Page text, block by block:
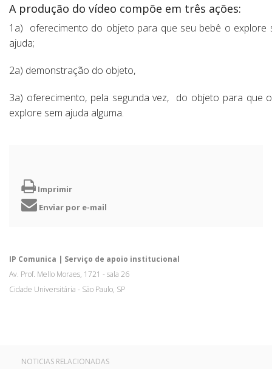
A produção do vídeo compõe em três ações:
1a) oferecimento do objeto para que seu bebê o explore
ajuda;
2a) demonstração do objeto,
3a) oferecimento, pela segunda vez, do objeto para que
explore sem ajuda alguma.
Imprimir
Enviar por e-mail
IP Comunica | Serviço de apoio institucional
Av. Prof. Mello Moraes, 1721 - sala 26
Cidade Universitária - São Paulo, SP
NOTICIAS RELACIONADAS